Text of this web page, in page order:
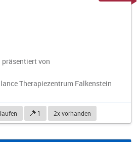
präsentiert von
Therapiezentrum Falkenstein
1 2x vorhanden